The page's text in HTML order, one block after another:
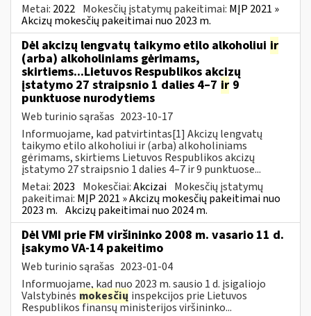
Metai: 2022 Mokesčių įstatymų pakeitimai: MĮP 2021 »
Akcizų mokesčių pakeitimai nuo 2023 m.
Dėl akcizų lengvatų taikymo etilo alkoholiui ir
(arba) alkoholiniams gėrimams,
skirtiems...Lietuvos Respublikos akcizų
įstatymo 27 straipsnio 1 dalies 4–7 ir 9
punktuose nurodytiems
Web turinio sąrašas 2023-10-17
Informuojame, kad patvirtintas[1] Akcizų lengvatų
taikymo etilo alkoholiui ir (arba) alkoholiniams
gėrimams, skirtiems Lietuvos Respublikos akcizų
įstatymo 27 straipsnio 1 dalies 4–7 ir 9 punktuose...
Metai: 2023 Mokesčiai:Akcizai Mokesčių įstatymų
pakeitimai: MĮP 2021 » Akcizų mokesčių pakeitimai nuo
2023 m. Akcizų pakeitimai nuo 2024 m.
Dėl VMI prie FM viršininko 2008 m. vasario 11 d.
įsakymo VA-14 pakeitimo
Web turinio sąrašas 2023-01-04
Informuojame, kad nuo 2023 m. sausio 1 d. įsigaliojo
Valstybinės mokesčių inspekcijos prie Lietuvos
Respublikos finansų ministerijos viršininko...